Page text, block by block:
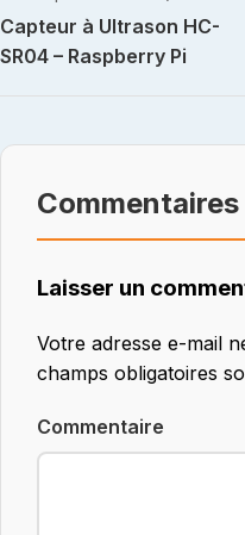
de
Capteur à Ultrason HC-
SR04 – Raspberry Pi
Commentaires
Laisser un
Votre adresse e-mail
champs obligatoires
Commentaire